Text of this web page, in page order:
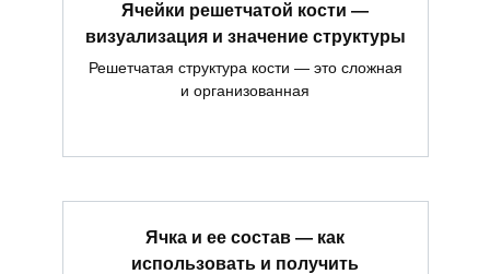
Ячейки решетчатой кости —
визуализация и значение структуры
Решетчатая структура кости — это сложная
и организованная
Ячка и ее состав — как
использовать и получить